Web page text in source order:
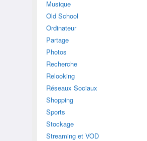
Musique
Old School
Ordinateur
Partage
Photos
Recherche
Relooking
Réseaux Sociaux
Shopping
Sports
Stockage
Streaming et VOD